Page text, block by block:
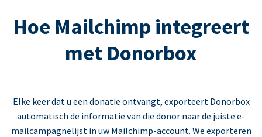
Hoe Mailchimp integreert
met Donorbox
Elke keer dat u een donatie ontvangt, exporteert Donorbox
automatisch de informatie van die donor naar de juiste e-
mailcampagnelijst in uw Mailchimp-account. We exporteren